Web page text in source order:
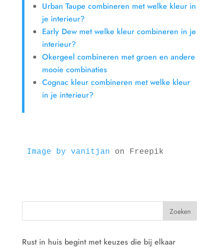
Urban Taupe combineren met welke kleur in
je interieur?
Early Dew met welke kleur combineren in je
interieur?
Okergeel combineren met groen en andere
mooie combinaties
Cognac kleur combineren met welke kleur
in je interieur?
Image by vanitjan on Freepik
Rust in huis begint met keuzes die bij elkaar